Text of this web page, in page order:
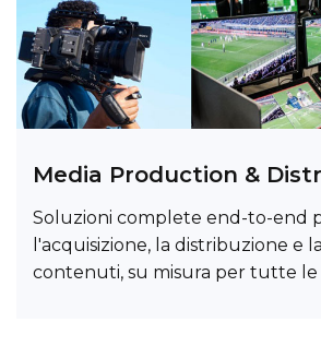
Media Production &
Soluzioni complete end-to-end
l'acquisizione, la distribuzione e
contenuti, su misura per tutte le